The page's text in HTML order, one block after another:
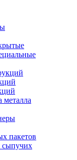
металла
пакетов
сыпучих